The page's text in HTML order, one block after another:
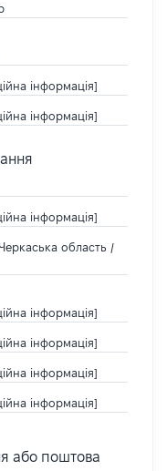
інформація]
інформація]
інформація]
область /
інформація]
інформація]
інформація]
інформація]
або поштова